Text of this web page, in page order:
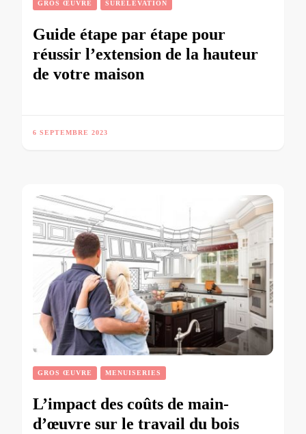
GROS ŒUVRE SURELEVATION
Guide étape par étape pour
réussir l’extension de la hauteur
de votre maison
6 SEPTEMBRE 2023
GROS ŒUVRE MENUISERIES
L’impact des coûts de main-
d’œuvre sur le travail du bois